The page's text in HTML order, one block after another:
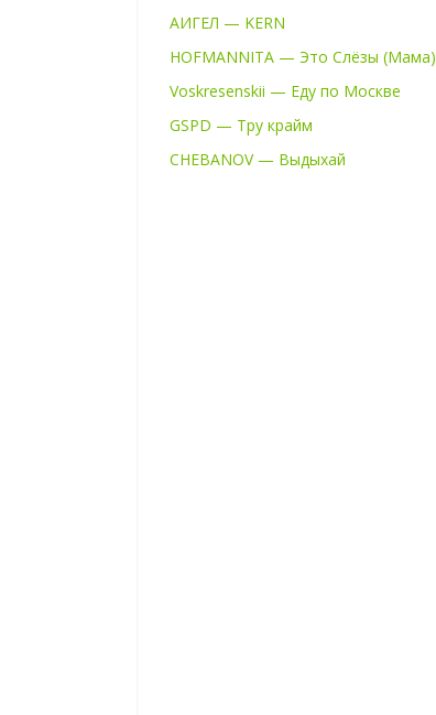
АИГЕЛ — KERN
HOFMANNITA — Это Слёзы (Мама)
Voskresenskii — Еду по Москве
GSPD — Тру крайм
CHEBANOV — Выдыхай